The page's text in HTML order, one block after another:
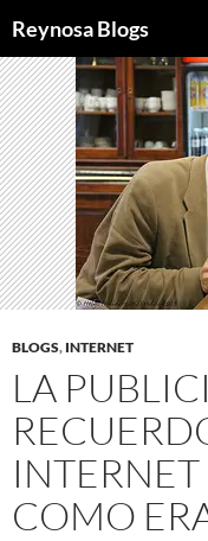
Reynosa Blogs
AL
CONTENIDO
BLOGS, INTERNET
LA
COMO